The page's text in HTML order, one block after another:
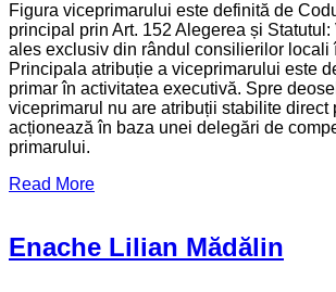
Figura viceprimarului este definită de
principal prin Art. 152 Alegerea și
ales exclusiv din rândul consilierilor locali
Principala atribuție a viceprimarului este
primar în activitatea executivă. Spre
viceprimarul nu are atribuții stabilite direct
acționează în baza unei delegări de
primarului.
Read More
Enache Lilian Mădălin